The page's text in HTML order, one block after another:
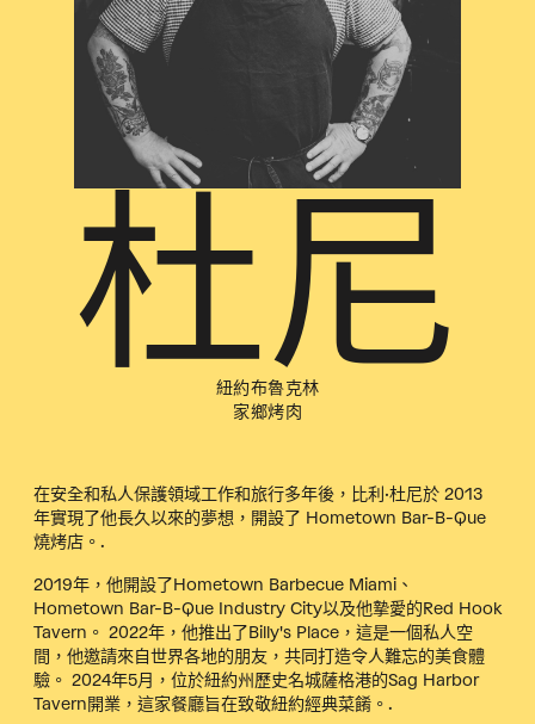
杜尼
紐約布魯克林
家鄉烤肉
在安全和私人保護領域工作和旅行多年後，比利·杜尼於 2013
年實現了他長久以來的夢想，開設了 Hometown Bar-B-Que
燒烤店。.
2019年，他開設了Hometown Barbecue Miami、
Hometown Bar-B-Que Industry City以及他摯愛的Red Hook
Tavern。 2022年，他推出了Billy's Place，這是一個私人空
間，他邀請來自世界各地的朋友，共同打造令人難忘的美食體
驗。 2024年5月，位於紐約州歷史名城薩格港的Sag Harbor
Tavern開業，這家餐廳旨在致敬紐約經典菜餚。.